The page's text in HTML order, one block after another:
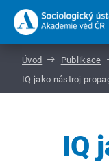
Úvod
Publikace
IQ jako nástroj
IQ